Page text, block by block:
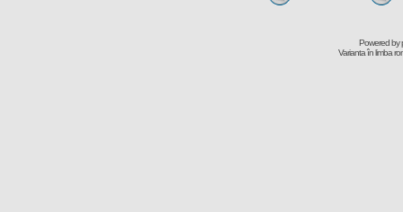
Powered by
Varianta în limba